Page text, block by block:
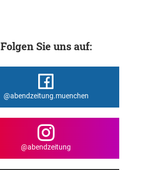
Folgen Sie uns auf:
@abendzeitung.muenchen
@abendzeitung